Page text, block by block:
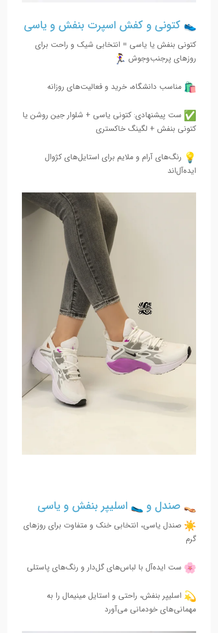
کتونی و کفش اسپرت بنفش و یاسی
کتونی بنفش یا یاسی = انتخابی شیک و راحت برای
روزهای پرجنب‌وجوش
مناسب دانشگاه، خرید و فعالیت‌های روزانه
ست پیشنهادی: کتونی یاسی + شلوار جین روشن یا
کتونی بنفش + لگینگ خاکستری
رنگ‌های آرام و ملایم برای استایل‌های کژوال
ایده‌آل‌اند
صندل و اسلیپر بنفش و یاسی
صندل یاسی، انتخابی خنک و متفاوت برای روزهای
گرم
ست ایده‌آل با لباس‌های گل‌دار و رنگ‌های پاستلی
اسلیپر بنفش، راحتی و استایل مینیمال را به
مهمانی‌های خودمانی می‌آورد